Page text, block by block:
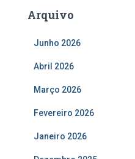
Arquivo
Junho 2026
Abril 2026
Março 2026
Fevereiro 2026
Janeiro 2026